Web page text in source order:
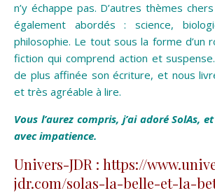
n’y échappe pas. D’autres thèmes
également abordés : science,
philosophie. Le tout sous la forme d’un
fiction qui comprend action et
de plus affinée son écriture, et nous
et très agréable à lire.
Vous l’aurez compris, j’ai adoréSolAs,
avec impatience.
Univers-JDR : https://
jdr.com/solas-la-belle-et-la-